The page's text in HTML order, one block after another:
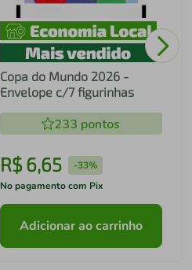
Copa do Mundo 2026 -
Envelope c/7 figurinhas
233 pontos
R$ 6,65 -33%
No pagamento com Pix
Adicionar ao carrinho